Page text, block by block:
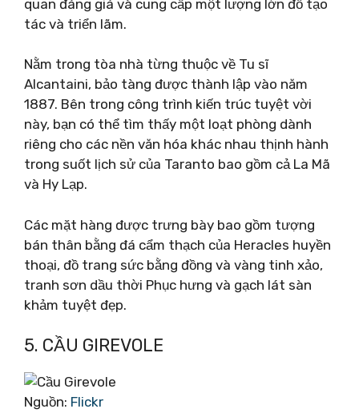
quan đáng giá và cung cấp một lượng lớn đồ tạo
tác và triển lãm.
Nằm trong tòa nhà từng thuộc về Tu sĩ
Alcantaini, bảo tàng được thành lập vào năm
1887. Bên trong công trình kiến ​​trúc tuyệt vời
này, bạn có thể tìm thấy một loạt phòng dành
riêng cho các nền văn hóa khác nhau thịnh hành
trong suốt lịch sử của Taranto bao gồm cả La Mã
và Hy Lạp.
Các mặt hàng được trưng bày bao gồm tượng
bán thân bằng đá cẩm thạch của Heracles huyền
thoại, đồ trang sức bằng đồng và vàng tinh xảo,
tranh sơn dầu thời Phục hưng và gạch lát sàn
khảm tuyệt đẹp.
5. CẦU GIREVOLE
Nguồn: Flickr